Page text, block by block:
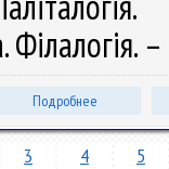
Подробнее
3 4 5